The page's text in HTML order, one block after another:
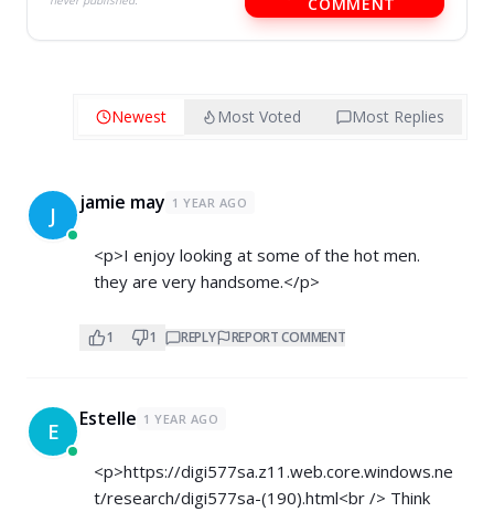
Newest Most Voted Most Replies
J jamie may 1 YEAR AGO
<p>I enjoy looking at some of the hot men.
they are very handsome.</p>
1 1 REPLY REPORT COMMENT
E Estelle 1 YEAR AGO
<p>https://digi577sa.z11.web.core.windows.ne
t/research/digi577sa-(190).html<br /> Think